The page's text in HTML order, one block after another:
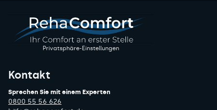
Privatsphäre-Einstellungen
Kontakt
Sprechen Sie mit einem Experten
0800 55 56 626